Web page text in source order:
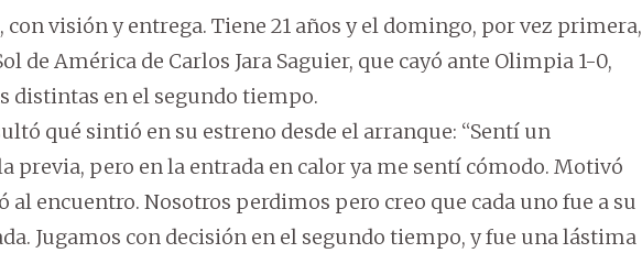
con visión y entrega. Tiene 21 años y el domingo, por vez primera,
de América de Carlos Jara Saguier, que cayó ante Olimpia 1-0,
distintas en el segundo tiempo.
qué sintió en su estreno desde el arranque: “Sentí un
previa, pero en la entrada en calor ya me sentí cómodo. Motivó
al encuentro. Nosotros perdimos pero creo que cada uno fue a su
Jugamos con decisión en el segundo tiempo, y fue una lástima